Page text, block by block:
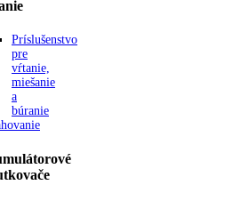
Príslušenstvo
pre
vŕtanie,
miešanie
a
búranie